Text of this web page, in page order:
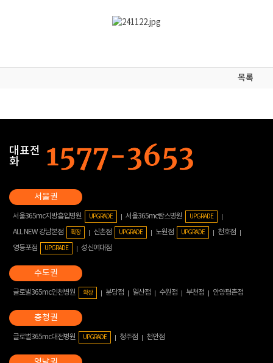
목록
대표전
화
서울365mc지방흡입병원 UPGRADE 서울365mc람스병원 UPGRADE
ALL NEW 강남본점 확장 신촌점 UPGRADE 노원점 UPGRADE
천호점
영등포점
UPGRADE 성신여대점
글로벌365mc인천병원 확장 분당점 일산점 수원점 부천점 안양평촌점
글로벌365mc대전병원 UPGRADE 청주점 천안점